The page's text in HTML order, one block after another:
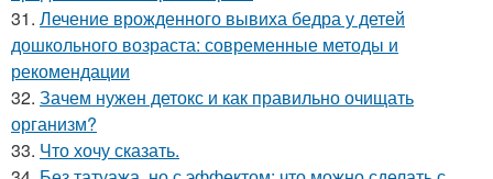
31. Лечение врожденного вывиха бедра у детей
дошкольного возраста: современные методы и
рекомендации
32. Зачем нужен детокс и как правильно очищать
организм?
33. Что хочу сказать.